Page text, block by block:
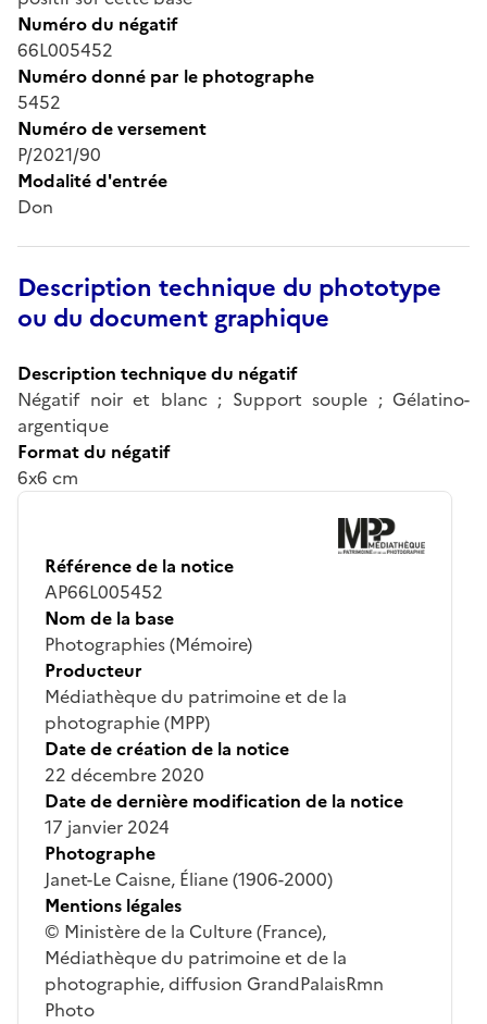
Numéro du négatif
66L005452
Numéro donné par le photographe
5452
Numéro de versement
P/2021/90
Modalité d'entrée
Don
Description technique du phototype
ou du document graphique
Description technique du négatif
Négatif noir et blanc ; Support souple ; Gélatino-
argentique
Format du négatif
6x6 cm
Référence de la notice
AP66L005452
Nom de la base
Photographies (Mémoire)
Producteur
Médiathèque du patrimoine et de la
photographie (MPP)
Date de création de la notice
22 décembre 2020
Date de dernière modification de la notice
17 janvier 2024
Photographe
Janet-Le Caisne, Éliane (1906-2000)
Mentions légales
© Ministère de la Culture (France),
Médiathèque du patrimoine et de la
photographie, diffusion GrandPalaisRmn
Photo